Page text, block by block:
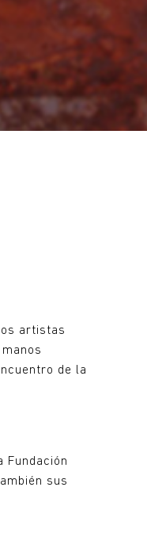
artistas
de la
Fundación
sus